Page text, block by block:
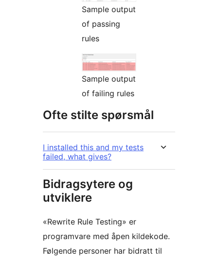
Sample output
of passing
rules
Sample output
of failing rules
Ofte stilte spørsmål
I installed this and my tests
failed, what gives?
Bidragsytere og
utviklere
«Rewrite Rule Testing» er
programvare med åpen kildekode.
Følgende personer har bidratt til